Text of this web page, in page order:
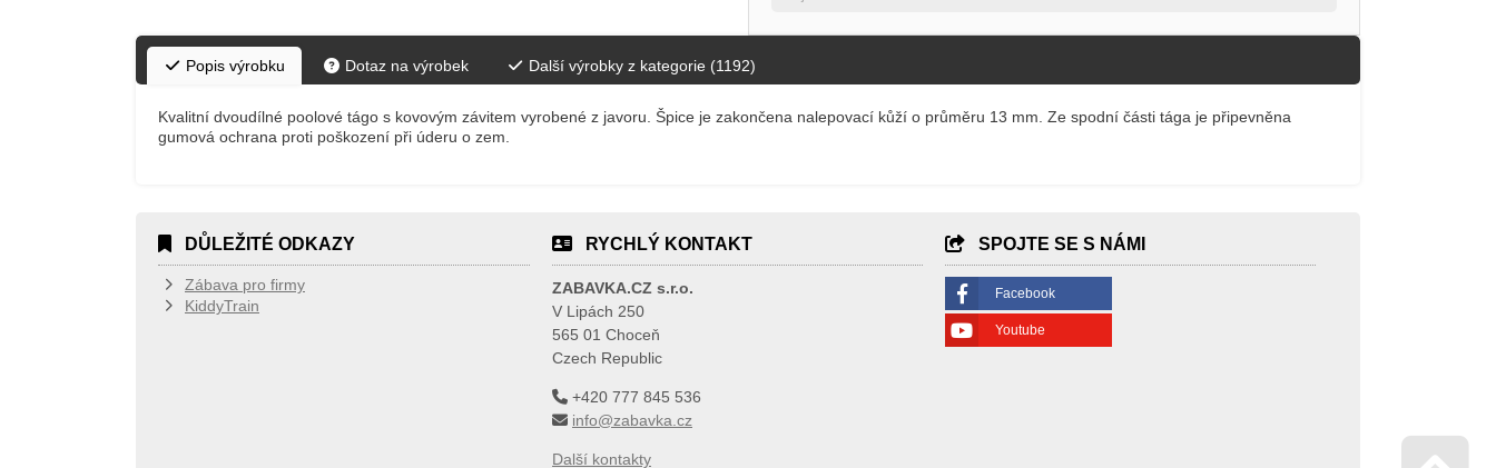
Popis výrobku Dotaz na výrobek Další výrobky z kategorie (1192)
Kvalitní dvoudílné poolové tágo s kovovým závitem vyrobené z javoru. Špice je zakončena nalepovací kůží o průměru 13 mm. Ze spodní části tága je připevněna
gumová ochrana proti poškození při úderu o zem.
DŮLEŽITÉ ODKAZY
Zábava pro firmy
KiddyTrain
RYCHLÝ KONTAKT
ZABAVKA.CZ s.r.o.
V Lipách 250
565 01 Choceň
Czech Republic
+420 777 845 536
info@zabavka.cz
Další kontakty
SPOJTE SE S NÁMI
Facebook
Youtube